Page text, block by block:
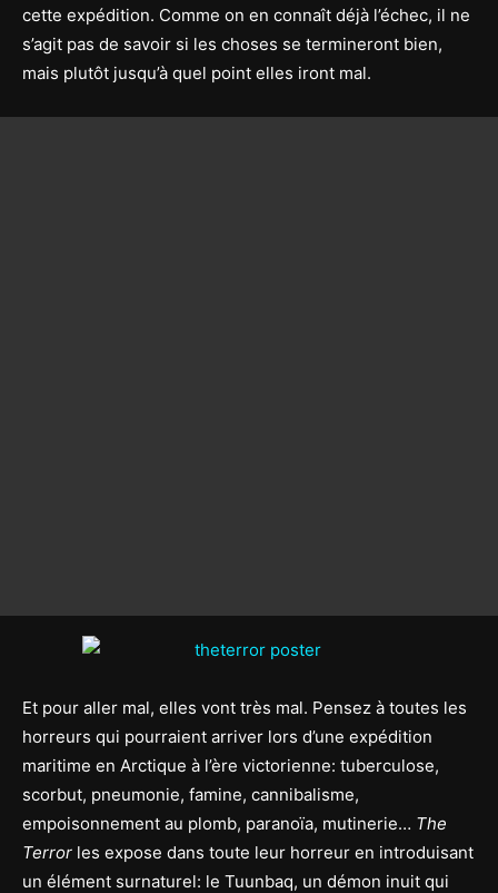
cette expédition. Comme on en connaît déjà l’échec, il ne
s’agit pas de savoir si les choses se termineront bien,
mais plutôt jusqu’à quel point elles iront mal.
Et pour aller mal, elles vont très mal. Pensez à toutes les
horreurs qui pourraient arriver lors d’une expédition
maritime en Arctique à l’ère victorienne: tuberculose,
scorbut, pneumonie, famine, cannibalisme,
empoisonnement au plomb, paranoïa, mutinerie… The
Terror les expose dans toute leur horreur en introduisant
un élément surnaturel: le Tuunbaq, un démon inuit qui